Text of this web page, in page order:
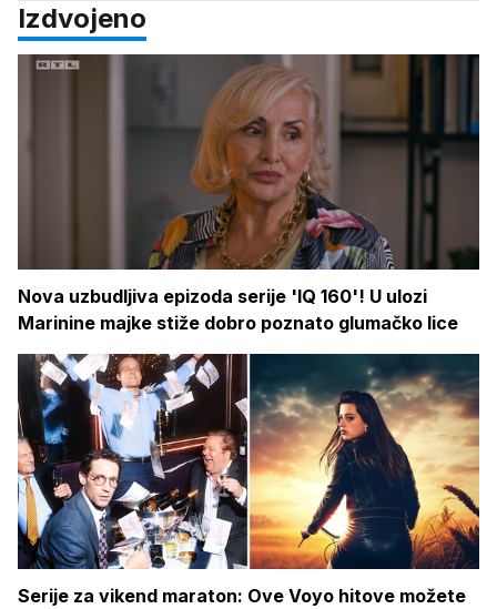
Izdvojeno
Nova uzbudljiva epizoda serije 'IQ 160'! U ulozi
Marinine majke stiže dobro poznato glumačko lice
Serije za vikend maraton: Ove Voyo hitove možete